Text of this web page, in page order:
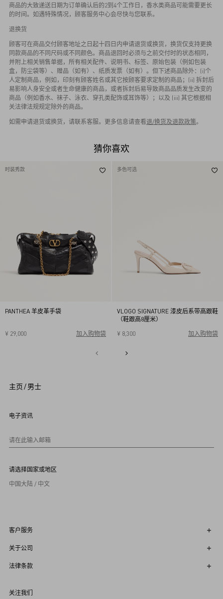
商品的大致递送日期为订单确认后的2到4个工作日，香水类商品可能需要更长
的时间。如遇特殊情况，顾客服务中心会尽快与您联系。
退换货
顾客可在商品交付顾客地址之日起十四日内申请退货或换货，换货仅支持更换
同款商品的不同尺码或不同颜色。商品退回时必须与之前交付时的状态相同，
并附上相关销售单据，所有相关配件、说明书、标签、原始包装（例如包装
盒，防尘袋等）、赠品（如有）、纸质发票（如有）。但下述商品除外：(i)个
人定制商品，例如，印刻有顾客姓名或其它按顾客要求定制的商品；(ii) 拆封后
易影响人身安全或者生命健康的商品，或者拆封后易导致商品品质发生改变的
商品（例如香水、袜子、泳衣、穿孔类配饰或耳饰等）；以及 (iii) 其它根据相
关法律法规规定除外的商品。
如需申请退货或换货，请联系客服。更多信息请查看退/换货及退款政策。
猜你喜欢
时装秀款
PANTHEA 羊皮革手袋
¥ 29,000 加入购物袋 34
36
39
多色可选
VLOGO SIGNATURE 漆皮后系带高跟鞋
（鞋跟高8厘米）
¥ 8,300
加入购物袋
主页/男士
电子资讯
请在此输入邮箱
请选择国家或地区
中国大陆 / 中文
客户服务
关于公司
法律条款
关注我们